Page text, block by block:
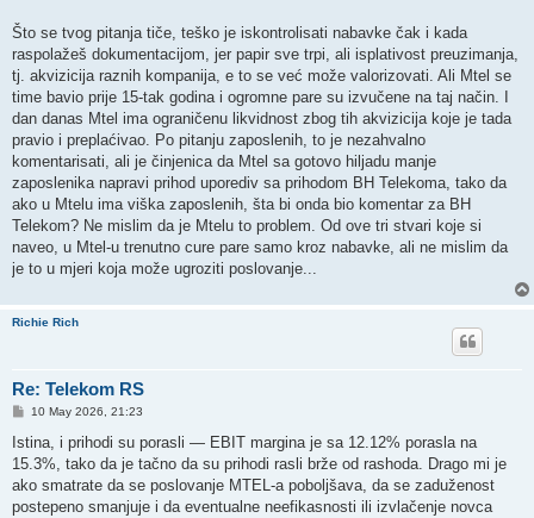
Što se tvog pitanja tiče, teško je iskontrolisati nabavke čak i kada
raspolažeš dokumentacijom, jer papir sve trpi, ali isplativost preuzimanja,
tj. akvizicija raznih kompanija, e to se već može valorizovati. Ali Mtel se
time bavio prije 15-tak godina i ogromne pare su izvučene na taj način. I
dan danas Mtel ima ograničenu likvidnost zbog tih akvizicija koje je tada
pravio i preplaćivao. Po pitanju zaposlenih, to je nezahvalno
komentarisati, ali je činjenica da Mtel sa gotovo hiljadu manje
zaposlenika napravi prihod uporediv sa prihodom BH Telekoma, tako da
ako u Mtelu ima viška zaposlenih, šta bi onda bio komentar za BH
Telekom? Ne mislim da je Mtelu to problem. Od ove tri stvari koje si
naveo, u Mtel-u trenutno cure pare samo kroz nabavke, ali ne mislim da
je to u mjeri koja može ugroziti poslovanje...
Richie Rich
Re: Telekom RS
P
s
10 May 2026, 21:23
Istina, i prihodi su porasli — EBIT margina je sa 12.12% porasla na
15.3%, tako da je tačno da su prihodi rasli brže od rashoda. Drago mi je
ako smatrate da se poslovanje MTEL-a poboljšava, da se zaduženost
postepeno smanjuje i da eventualne neefikasnosti ili izvlačenje novca